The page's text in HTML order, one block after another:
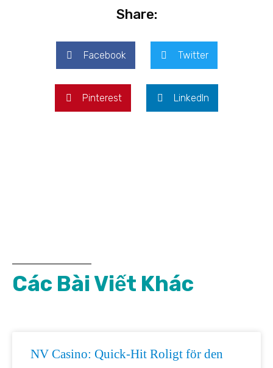
Share:
Facebook Twitter
Pinterest LinkedIn
Các Bài Viết Khác
NV Casino: Quick‑Hit Roligt för den